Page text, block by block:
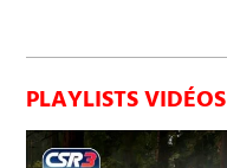
PLAYLISTS VIDÉOS